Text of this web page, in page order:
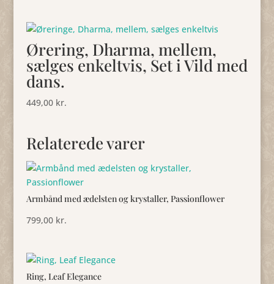
Ørering, Dharma, mellem,
sælges enkeltvis, Set i Vild med
dans.
449,00 kr.
Relaterede varer
Armbånd med ædelsten og krystaller, Passionflower
799,00 kr.
Ring, Leaf Elegance